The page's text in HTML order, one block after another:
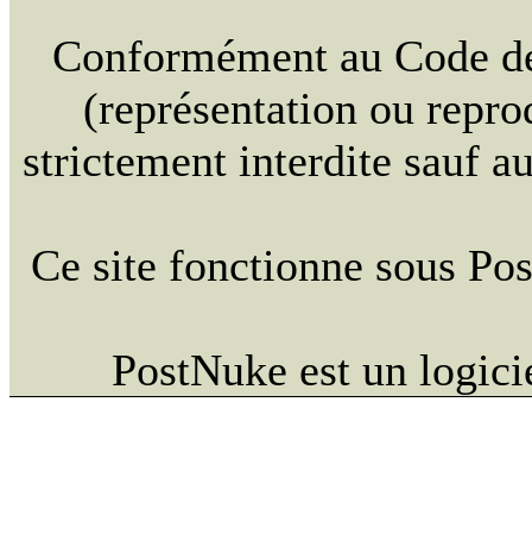
Conformément au Code
(représentation ou
strictement interdite sauf
Ce site fonctionne sous
PostNuke est un